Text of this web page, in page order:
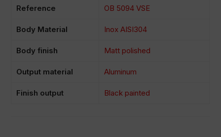
Reference OB 5094 VSE
Body Material Inox AISI304
Body finish Matt polished
Output material Aluminum
Finish output Black painted